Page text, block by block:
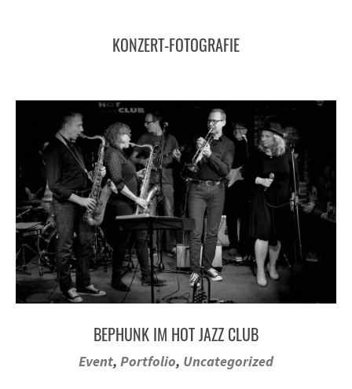
KONZERT-FOTOGRAFIE
BEPHUNK IM HOT JAZZ CLUB
Event, Portfolio, Uncategorized